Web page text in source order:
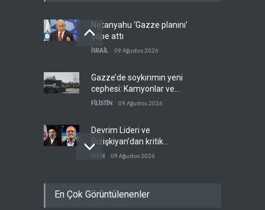
Netanyahu ‘Gazze planını’
çöpe attı
İSRAİL 09 Ağustos 2026
Gazze’de soykırımın yeni
cephesi: Kamyonlar ve
sürücüler de hedefte
FİLİSTİN 09 Ağustos 2026
Devrim Lideri ve
Pizişkiyan’dan kritik
görüşme
İRAN 09 Ağustos 2026
güçlere büyük operasyon
En Çok Görüntülenenler